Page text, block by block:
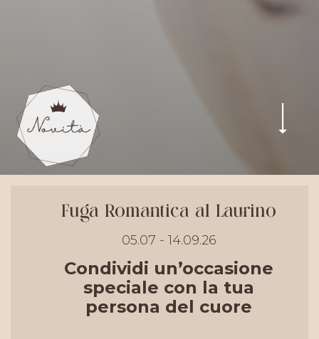
Fuga Romantica al Laurino
05.07 - 14.09.26
Condividi un’occasione
speciale con la tua
persona del cuore